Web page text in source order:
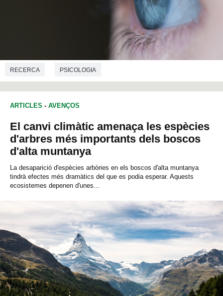
RECERCA PSICOLOGIA
ARTICLES - AVENÇOS
El canvi climàtic amenaça les espècies
d'arbres més importants dels boscos
d'alta muntanya
La desaparició d'espècies arbòries en els boscos d'alta muntanya
tindrà efectes més dramàtics del que es podia esperar. Aquests
ecosistemes depenen d'unes...